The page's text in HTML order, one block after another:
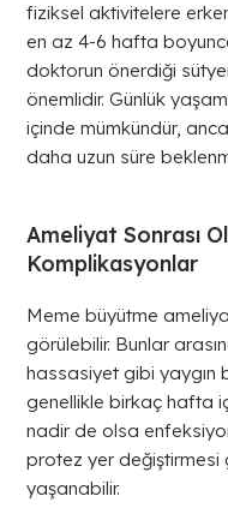
fiziksel aktivitelere
en az 4-6 hafta
doktorun önerdiği
önemlidir. Günlük
içinde mümkündür,
daha uzun süre
Ameliyat Sonrası
Komplikasyonlar
Meme büyütme
görülebilir. Bunlar
hassasiyet gibi yaygın
genellikle birkaç hafta
nadir de olsa
protez yer
yaşanabilir.